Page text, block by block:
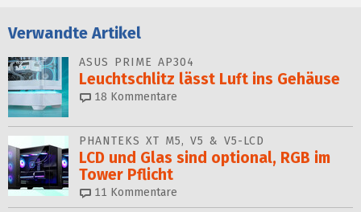
Verwandte Artikel
ASUS PRIME AP304
Leuchtschlitz lässt Luft ins Gehäuse
18 Kommentare
PHANTEKS XT M5, V5 & V5-LCD
LCD und Glas sind optional, RGB im
Tower Pflicht
11 Kommentare